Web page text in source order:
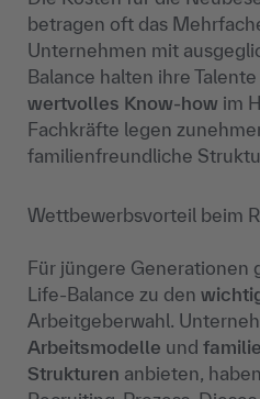
betragen oft das
Unternehmen mit
Balance halten ihre
wertvolles Know-how im
Fachkräfte legen
familienfreundliche
Wettbewerbsvorteil beim
Für jüngere Generationen
Life-Balance zu den
Arbeitgeberwahl.
Arbeitsmodelle und
Strukturen anbieten,